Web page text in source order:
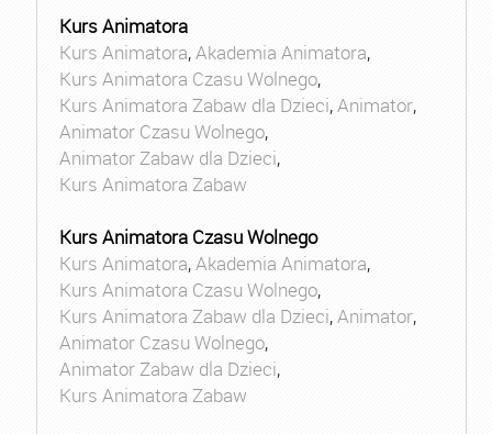
Kurs Animatora
Kurs Animatora,Akademia Animatora,
Kurs Animatora Czasu Wolnego,
Kurs Animatora Zabaw dla Dzieci,Animator,
Animator Czasu Wolnego,
Animator Zabaw dla Dzieci,
Kurs Animatora Zabaw
Kurs Animatora Czasu Wolnego
Kurs Animatora,Akademia Animatora,
Kurs Animatora Czasu Wolnego,
Kurs Animatora Zabaw dla Dzieci,Animator,
Animator Czasu Wolnego,
Animator Zabaw dla Dzieci,
Kurs Animatora Zabaw